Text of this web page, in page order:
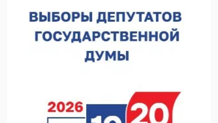
незаконного сброса отходов
05.08.2026 18:42
В регионе направят 10 млн рублей участникам «СВОё дело»